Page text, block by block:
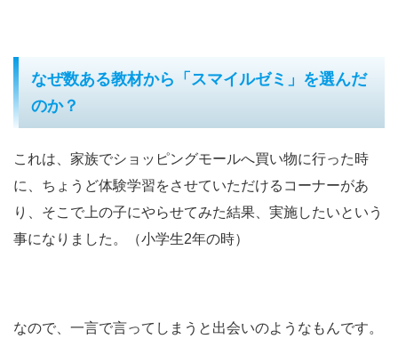
なぜ数ある教材から「スマイルゼミ」を選んだ
のか？
これは、家族でショッピングモールへ買い物に行った時
に、ちょうど体験学習をさせていただけるコーナーがあ
り、そこで上の子にやらせてみた結果、実施したいという
事になりました。（小学生2年の時）
なので、一言で言ってしまうと出会いのようなもんです。